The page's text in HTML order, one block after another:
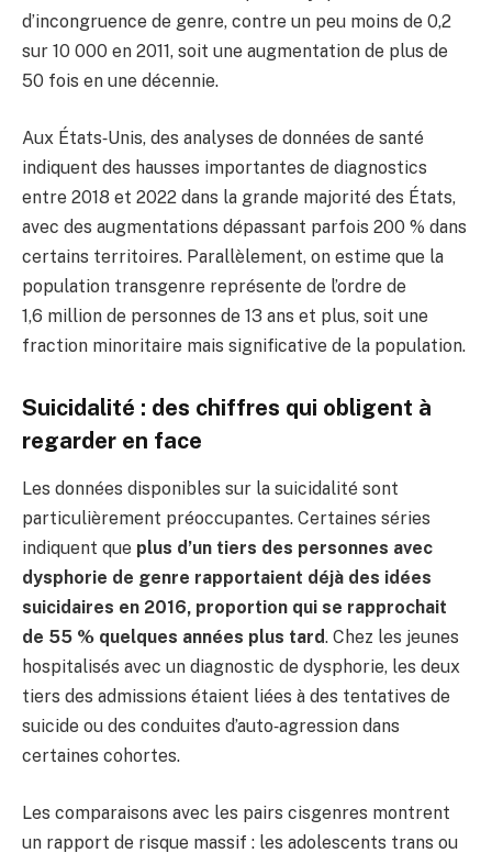
d’incongruence de genre, contre un peu moins de 0,2
sur 10 000 en 2011, soit une augmentation de plus de
50 fois en une décennie.
Aux États‑Unis, des analyses de données de santé
indiquent des hausses importantes de diagnostics
entre 2018 et 2022 dans la grande majorité des États,
avec des augmentations dépassant parfois 200 % dans
certains territoires. Parallèlement, on estime que la
population transgenre représente de l’ordre de
1,6 million de personnes de 13 ans et plus, soit une
fraction minoritaire mais significative de la population.
Suicidalité : des chiffres qui obligent à
regarder en face
Les données disponibles sur la suicidalité sont
particulièrement préoccupantes. Certaines séries
indiquent que plus d’un tiers des personnes avec
dysphorie de genre rapportaient déjà des idées
suicidaires en 2016, proportion qui se rapprochait
de 55 % quelques années plus tard. Chez les jeunes
hospitalisés avec un diagnostic de dysphorie, les deux
tiers des admissions étaient liées à des tentatives de
suicide ou des conduites d’auto‑agression dans
certaines cohortes.
Les comparaisons avec les pairs cisgenres montrent
un rapport de risque massif : les adolescents trans ou